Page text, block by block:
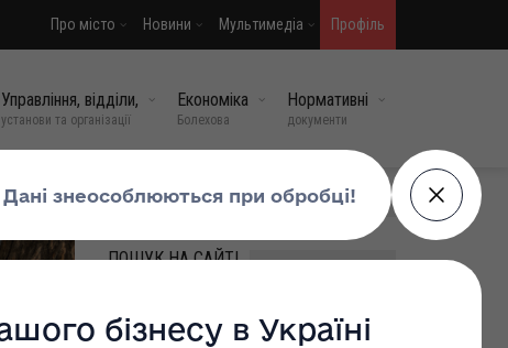
Про місто Новини Мультимедіа Профіль
Управління, відділи,
установи та організації
Економіка
Болехова
Нормативні
документи
МИ У СОЦМЕРЕЖАХ
ПОШУК НА САЙТІ